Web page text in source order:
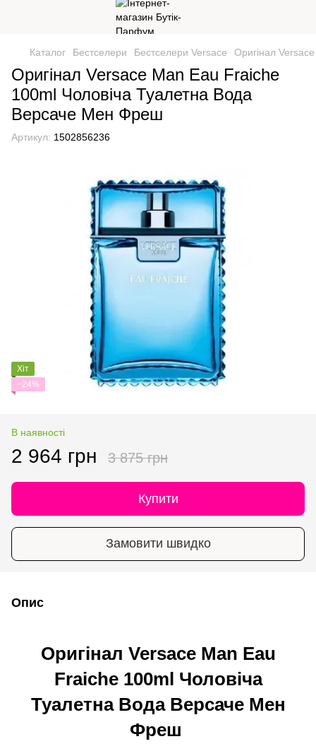
Каталог Бестселери Бестселери Versace Оригінал
Оригінал Versace Man Eau Fraiche
100ml Чоловіча Туалетна Вода
Версаче Мен Фреш
Артикул: 1502856236
Хіт
−24%
В наявності
2 964 грн 3 875 грн
Купити
Замовити швидко
Опис
Оригінал Versace Man Eau
Fraiche 100ml Чоловіча
Туалетна Вода Версаче Мен
Фреш